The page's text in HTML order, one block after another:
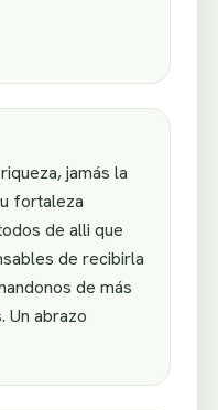
jamás la
fortaleza
de alli que
de recibirla
de más
Un abrazo